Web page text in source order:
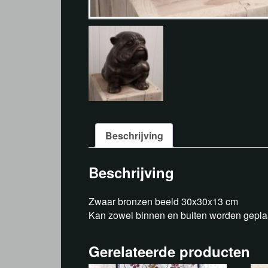
Beschrijving
Beschrijving
Zwaar bronzen beeld 30x30x13 cm
Kan zowel binnen en buiten worden
Gerelateerde producten